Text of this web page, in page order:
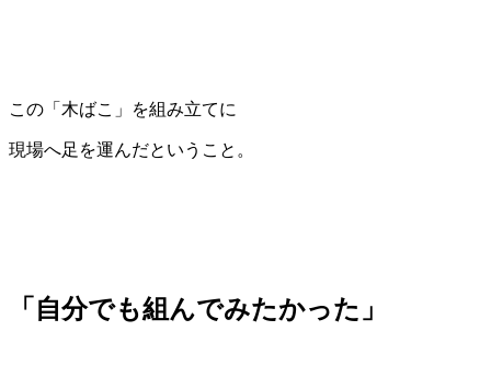
この「木ばこ」を組み立てに
現場へ足を運んだということ。
「自分でも組んでみたかった」